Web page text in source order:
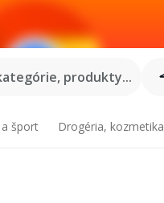
produkty...
šport Drogéria, kozmetika